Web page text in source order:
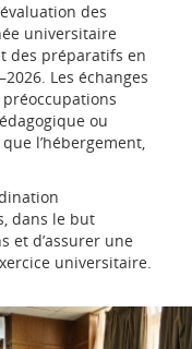
des
universitaire
des préparatifs en
Les échanges
ou
l’hébergement,
dans le but
et d’assurer une
universitaire.